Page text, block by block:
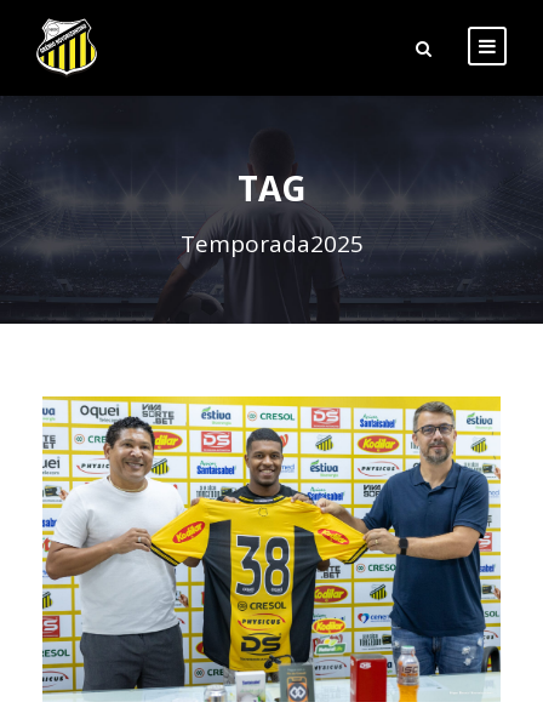
TAG
Temporada2025